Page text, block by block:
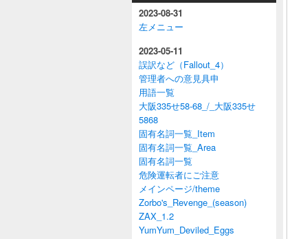
2023-08-31
左メニュー
2023-05-11
誤訳など（Fallout_4）
管理者への意見具申
用語一覧
大阪335せ58-68_/_大阪335せ
5868
固有名詞一覧_Item
固有名詞一覧_Area
固有名詞一覧
危険運転者にご注意
メインページ/theme
Zorbo's_Revenge_(season)
ZAX_1.2
YumYum_Deviled_Eggs